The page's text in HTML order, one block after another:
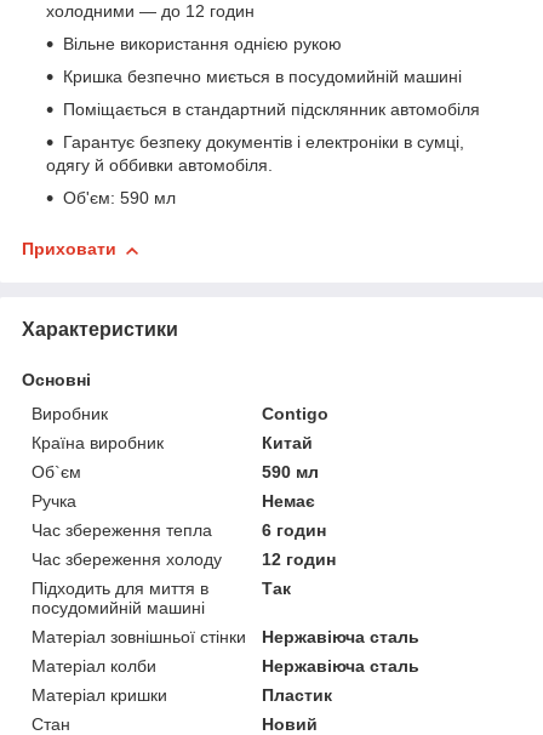
холодними — до 12 годин
Вільне використання однією рукою
Кришка безпечно миється в посудомийній машині
Поміщається в стандартний підсклянник автомобіля
Гарантує безпеку документів і електроніки в сумці,
одягу й оббивки автомобіля.
Об'єм: 590 мл
Приховати
Характеристики
Основні
Виробник
Contigo
Країна виробник
Китай
Об`єм
590 мл
Ручка
Немає
Час збереження тепла
6 годин
Час збереження холоду
12 годин
Підходить для миття в
посудомийній машині
Так
Матеріал зовнішньої стінки
Нержавіюча сталь
Матеріал колби
Нержавіюча сталь
Матеріал кришки
Пластик
Стан
Новий